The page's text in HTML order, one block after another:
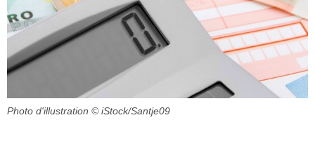
Photo d'illustration © iStock/Santje09